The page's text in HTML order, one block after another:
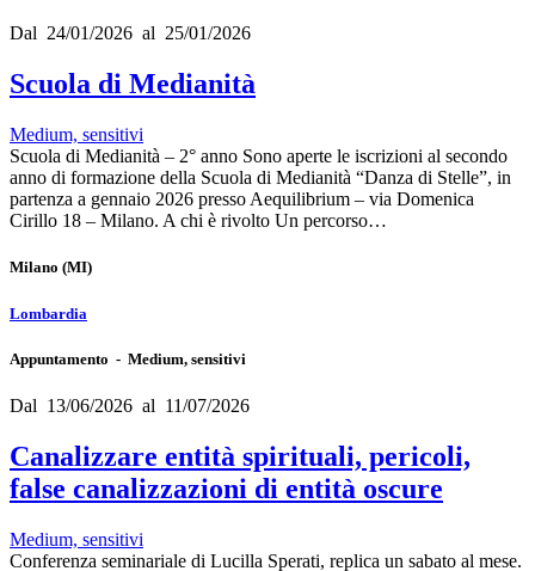
Dal 24/01/2026 al 25/01/2026
Scuola di Medianità
Medium, sensitivi
Scuola di Medianità – 2° anno Sono aperte le iscrizioni al secondo
anno di formazione della Scuola di Medianità “Danza di Stelle”, in
partenza a gennaio 2026 presso Aequilibrium – via Domenica
Cirillo 18 – Milano. A chi è rivolto Un percorso…
Milano (MI)
Lombardia
Appuntamento - Medium, sensitivi
Dal 13/06/2026 al 11/07/2026
Canalizzare entità spirituali, pericoli,
false canalizzazioni di entità oscure
Medium, sensitivi
Conferenza seminariale di Lucilla Sperati, replica un sabato al mese.